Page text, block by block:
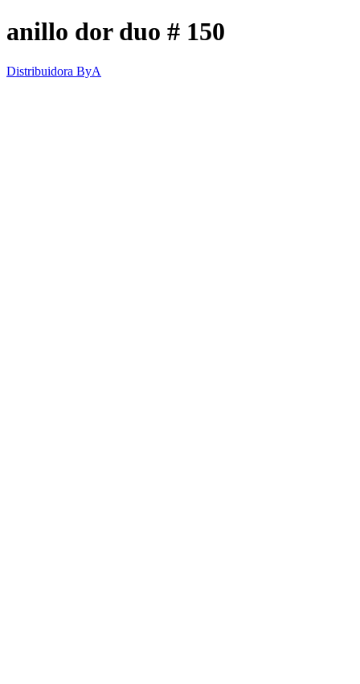
anillo dor duo # 150
Distribuidora ByA